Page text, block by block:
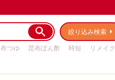
絞り込み検索
つゆ 昆布ぽん酢 時短
リメイク